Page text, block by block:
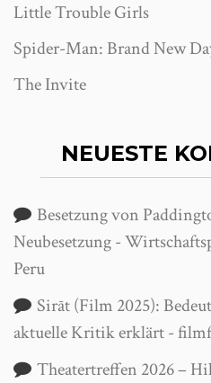
Little Trouble Girls
Spider-Man: Brand New
The Invite
NEUESTE
Besetzung von
Neubesetzung -
Peru
Sirāt (Film 2025):
aktuelle Kritik erklärt -
Theatertreffen 2026 –